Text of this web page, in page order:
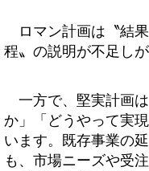
ロマン計画は〝結
程〟の説明が不足しが
一方で、堅実計画
か」「どうやって実
います。既存事業の
も、市場ニーズや受